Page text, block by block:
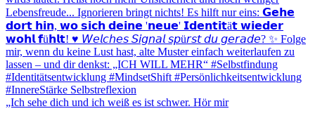
„Ich sehe dich und ich weiß es ist schwer. Hör mir